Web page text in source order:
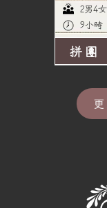
2男4
9小時
拼團